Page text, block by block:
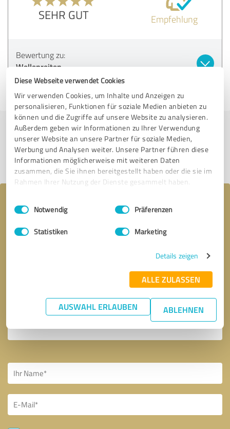
Diese Webseite verwendet Cookies
Wir verwenden Cookies, um Inhalte und Anzeigen zu
personalisieren, Funktionen für soziale Medien anbieten zu
können und die Zugriffe auf unsere Website zu analysieren.
Außerdem geben wir Informationen zu Ihrer Verwendung
unserer Website an unsere Partner für soziale Medien,
Werbung und Analysen weiter. Unsere Partner führen diese
Informationen möglicherweise mit weiteren Daten
zusammen, die Sie ihnen bereitgestellt haben oder die sie im
Rahmen Ihrer Nutzung der Dienste gesammelt haben.
Impressum Datenschutzbestimmungen
Einwilligungsauswahl
Notwendig Präferenzen
Statistiken Marketing
Details zeigen
ALLE ZULASSEN
AUSWAHL ERLAUBEN ABLEHNEN
SEHR GUT Empfehlung
Bewertung zu:
Wellenreiten
11.05.2026 Anonym
Jetzt bewerten
Profil teilen
Ihre Nachricht an Wellenreiten